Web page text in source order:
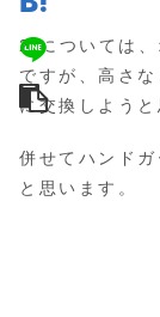
2.については
ですが、高さ
に交換しようと
併せてハンド
と思います。